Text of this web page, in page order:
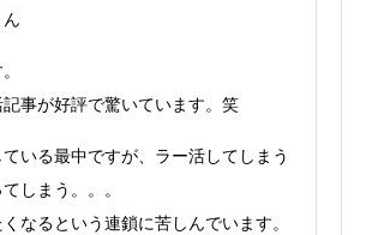
ん
事が好評で驚いています。笑
いる最中ですが、ラー活してしまう
しまう。。。
なるという連鎖に苦しんでいます。